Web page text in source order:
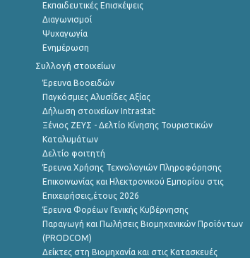
Εκπαιδευτικές Επισκέψεις
Διαγωνισμοί
Ψυχαγωγία
Ενημέρωση
Συλλογή στοιχείων
Έρευνα Βοοειδών
Παγκόσμιες Αλυσίδες Αξίας
Δήλωση στοιχείων Intrastat
Ξένιος ΖΕΥΣ - Δελτίο Κίνησης Τουριστικών
Καταλυμάτων
Δελτίο φοιτητή
Έρευνα Χρήσης Τεχνολογιών Πληροφόρησης
Επικοινωνίας και Ηλεκτρονικού Εμπορίου στις
Επιχειρήσεις,έτους 2026
Έρευνα Φορέων Γενικής Κυβέρνησης
Παραγωγή και Πωλήσεις Βιομηχανικών Προϊόντων
(PRODCOM)
Δείκτες στη Βιομηχανία και στις Κατασκευές